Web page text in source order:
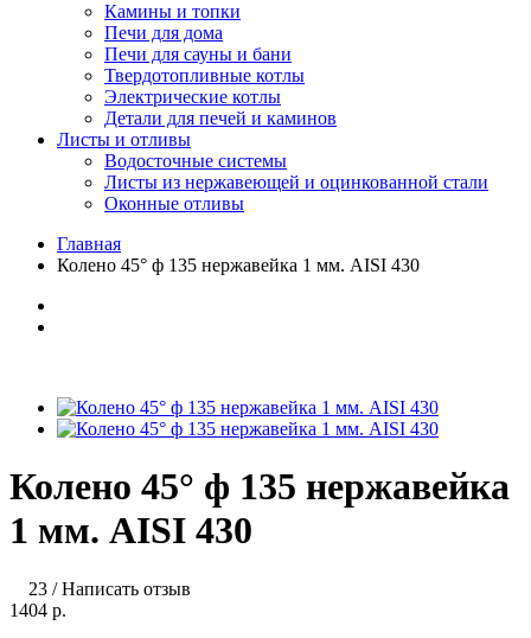
Камины и топки
Печи для дома
Печи для сауны и бани
Твердотопливные котлы
Электрические котлы
Детали для печей и каминов
Листы и отливы
Водосточные системы
Листы из нержавеющей и оцинкованной стали
Оконные отливы
Главная
Колено 45° ф 135 нержавейка 1 мм. AISI 430
Колено 45° ф 135 нержавейка
1 мм. AISI 430
23 /Написать отзыв
1404 р.